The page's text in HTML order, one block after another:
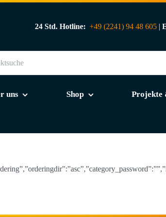
24 Std. Hotline: +49 (2241) 94 48 605 |
uns Shop Projekte